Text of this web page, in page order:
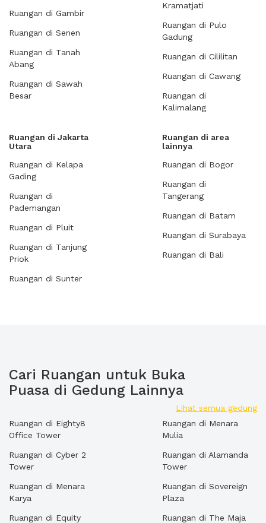
Ruangan di Gambir
Ruangan di Senen
Ruangan di Tanah
Abang
Ruangan di Sawah
Besar
Kramatjati
Ruangan di Pulo
Gadung
Ruangan di Cililitan
Ruangan di Cawang
Ruangan di
Kalimalang
Ruangan di Jakarta
Utara
Ruangan di Kelapa
Gading
Ruangan di
Pademangan
Ruangan di Pluit
Ruangan di Tanjung
Priok
Ruangan di Sunter
Ruangan di area
lainnya
Ruangan di Bogor
Ruangan di
Tangerang
Ruangan di Batam
Ruangan di Surabaya
Ruangan di Bali
Cari Ruangan untuk Buka
Puasa di Gedung Lainnya
Lihat semua gedung
Ruangan di Eighty8
Office Tower
Ruangan di Cyber 2
Tower
Ruangan di Menara
Karya
Ruangan di Equity
Ruangan di Menara
Mulia
Ruangan di Alamanda
Tower
Ruangan di Sovereign
Plaza
Ruangan di The Maja